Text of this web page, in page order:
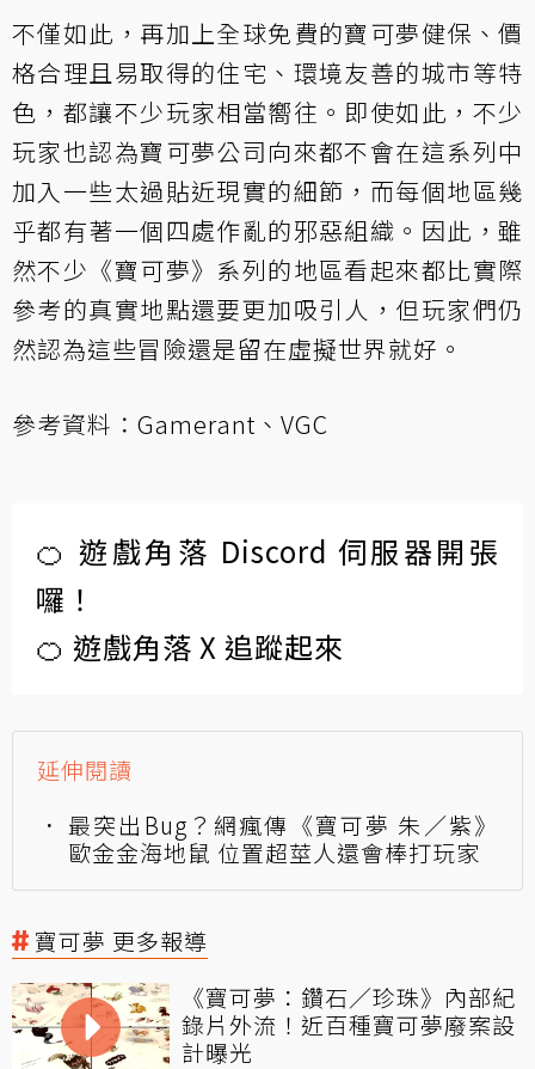
不僅如此，再加上全球免費的寶可夢健保、價
格合理且易取得的住宅、環境友善的城市等特
色，都讓不少玩家相當嚮往。即使如此，不少
玩家也認為寶可夢公司向來都不會在這系列中
加入一些太過貼近現實的細節，而每個地區幾
乎都有著一個四處作亂的邪惡組織。因此，雖
然不少《寶可夢》系列的地區看起來都比實際
參考的真實地點還要更加吸引人，但玩家們仍
然認為這些冒險還是留在虛擬世界就好。
參考資料： Gamerant 、 VGC
🍊 遊戲角落 Discord 伺服器開張
囉！
🍊 遊戲角落 X 追蹤起來
延伸閱讀
最突出Bug？網瘋傳《寶可夢 朱／紫》
歐金金海地鼠 位置超莖人還會棒打玩家
寶可夢 更多報導
《寶可夢：鑽石／珍珠》內部紀
錄片外流！近百種寶可夢廢案設
計曝光